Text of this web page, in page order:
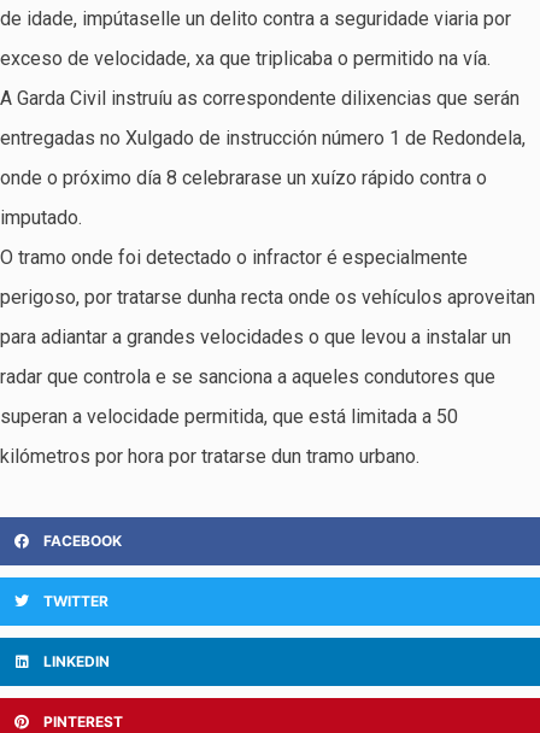
de idade, impútaselle un delito contra a seguridade viaria por
exceso de velocidade, xa que triplicaba o permitido na vía.
A Garda Civil instruíu as correspondente dilixencias que serán
entregadas no Xulgado de instrucción número 1 de Redondela,
onde o próximo día 8 celebrarase un xuízo rápido contra o
imputado.
O tramo onde foi detectado o infractor é especialmente
perigoso, por tratarse dunha recta onde os vehículos aproveitan
para adiantar a grandes velocidades o que levou a instalar un
radar que controla e se sanciona a aqueles condutores que
superan a velocidade permitida, que está limitada a 50
kilómetros por hora por tratarse dun tramo urbano.
FACEBOOK
TWITTER
LINKEDIN
PINTEREST